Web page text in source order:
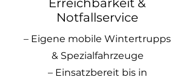
Erreichbarkeit &
Notfallservice
– Eigene mobile Wintertrupps
& Spezialfahrzeuge
– Einsatzbereit bis in